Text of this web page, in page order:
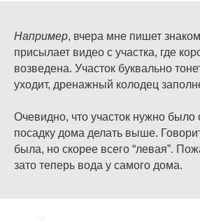
Например, вчера мне пишет
присылает видео с участка, где
возведена. Участок буквально
уходит, дренажный колодец
Очевидно, что участок нужно было
посадку дома делать выше.
была, но скорее всего “левая”.
зато теперь вода у самого дома.